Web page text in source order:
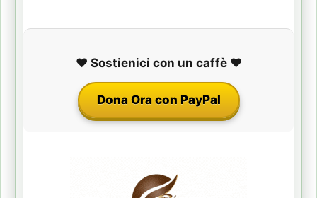
❤️ Sostienici con un caffè ❤️
Dona Ora con PayPal